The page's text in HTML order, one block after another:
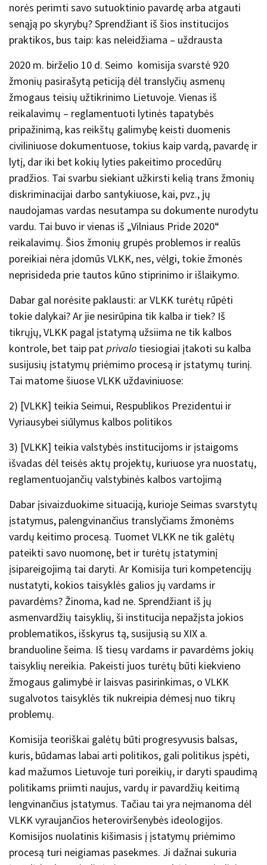
norės perimti savo sutuoktinio pavardę arba atgauti
senąją po skyrybų? Sprendžiant iš šios institucijos
praktikos, bus taip: kas neleidžiama – uždrausta
2020 m. birželio 10 d. Seimo komisija svarstė 920
žmonių pasirašytą peticiją dėl translyčių asmenų
žmogaus teisių užtikrinimo Lietuvoje. Vienas iš
reikalavimų – reglamentuoti lytinės tapatybės
pripažinimą, kas reikštų galimybę keisti duomenis
civiliniuose dokumentuose, tokius kaip vardą, pavardę ir
lytį, dar iki bet kokių lyties pakeitimo procedūrų
pradžios. Tai svarbu siekiant užkirsti kelią trans žmonių
diskriminacijai darbo santykiuose, kai, pvz., jų
naudojamas vardas nesutampa su dokumente nurodytu
vardu. Tai buvo ir vienas iš „Vilniaus Pride 2020“
reikalavimų. Šios žmonių grupės problemos ir realūs
poreikiai nėra įdomūs VLKK, nes, vėlgi, tokie žmonės
neprisideda prie tautos kūno stiprinimo ir išlaikymo.
Dabar gal norėsite paklausti: ar VLKK turėtų rūpėti
tokie dalykai? Ar jie nesirūpina tik kalba ir tiek? Iš
tikrųjų, VLKK pagal įstatymą užsiima ne tik kalbos
kontrole, bet taip patprivalo tiesiogiai įtakoti su kalba
susijusių įstatymų priėmimo procesą ir įstatymų turinį.
Tai matome šiuose VLKK uždaviniuose:
2) [VLKK] teikia Seimui, Respublikos Prezidentui ir
Vyriausybei siūlymus kalbos politikos
3) [VLKK] teikia valstybės institucijoms ir įstaigoms
išvadas dėl teisės aktų projektų, kuriuose yra nuostatų,
reglamentuojančių valstybinės kalbos vartojimą
Dabar įsivaizduokime situaciją, kurioje Seimas svarstytų
įstatymus, palengvinančius translyčiams žmonėms
vardų keitimo procesą. Tuomet VLKK ne tik galėtų
pateikti savo nuomonę, bet ir turėtų įstatyminį
įsipareigojimą tai daryti. Ar Komisija turi kompetencijų
nustatyti, kokios taisyklės galios jų vardams ir
pavardėms? Žinoma, kad ne. Sprendžiant iš jų
asmenvardžių taisyklių, ši institucija nepažįsta jokios
problematikos, išskyrus tą, susijusią su XIX a.
branduoline šeima. Iš tiesų vardams ir pavardėms jokių
taisyklių nereikia. Pakeisti juos turėtų būti kiekvieno
žmogaus galimybė ir laisvas pasirinkimas, o VLKK
sugalvotos taisyklės tik nukreipia dėmesį nuo tikrų
problemų.
Komisija teoriškai galėtų būti progresyvusis balsas,
kuris, būdamas labai arti politikos, gali politikus įspėti,
kad mažumos Lietuvoje turi poreikių, ir daryti spaudimą
politikams priimti naujus, vardų ir pavardžių keitimą
lengvinančius įstatymus. Tačiau tai yra neįmanoma dėl
VLKK vyraujančios heteroviršenybės ideologijos.
Komisijos nuolatinis kišimasis į įstatymų priėmimo
procesą turi neigiamas pasekmes. Ji dažnai sukuria